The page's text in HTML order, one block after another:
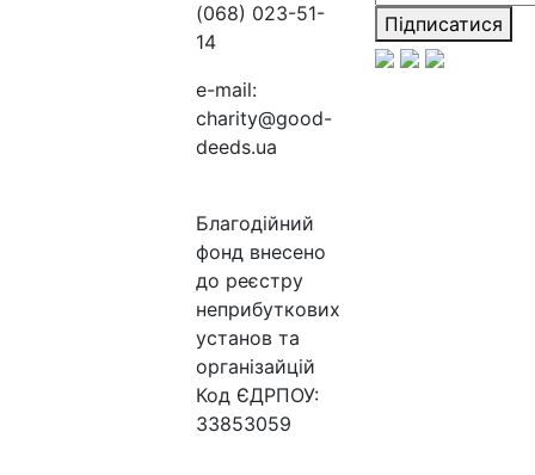
(068) 023-51-
14
e-mail:
charity@good-
deeds.ua
Благодійний
фонд внесено
до реєстру
неприбуткових
установ та
організайцій
Код ЄДРПОУ:
33853059
Підписатися